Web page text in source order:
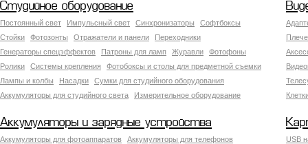
Студийное оборудование
Постоянный свет Импульсный свет Синхронизаторы
Софтбоксы
Стойки
Фотозонты Отражатели и панели
Переходники
Генераторы спецэффектов
Патроны для ламп Журавли
Фотофоны
Ролики
Системы крепления
Фотобоксы и столы для предметной съемки
Лампы и колбы
Насадки
Сумки для студийного оборудования
Аккумуляторы для студийного света
Измерительное оборудование
Аккумуляторы и зарядные устройства
Аккумуляторы для фотоаппаратов
Аккумуляторы для телефонов
USB